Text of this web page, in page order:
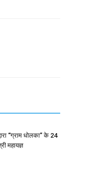
“ग्राम धोलका” के 24
महायज्ञ